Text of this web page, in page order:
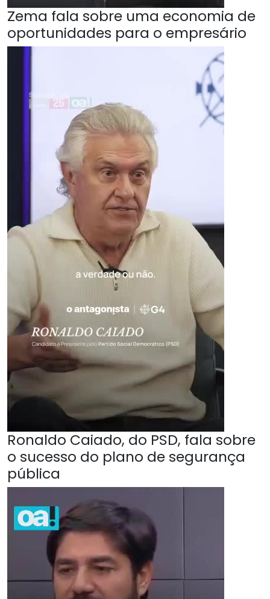
Zema fala sobre uma economia de
oportunidades para o empresário
Ronaldo Caiado, do PSD, fala sobre
o sucesso do plano de segurança
pública